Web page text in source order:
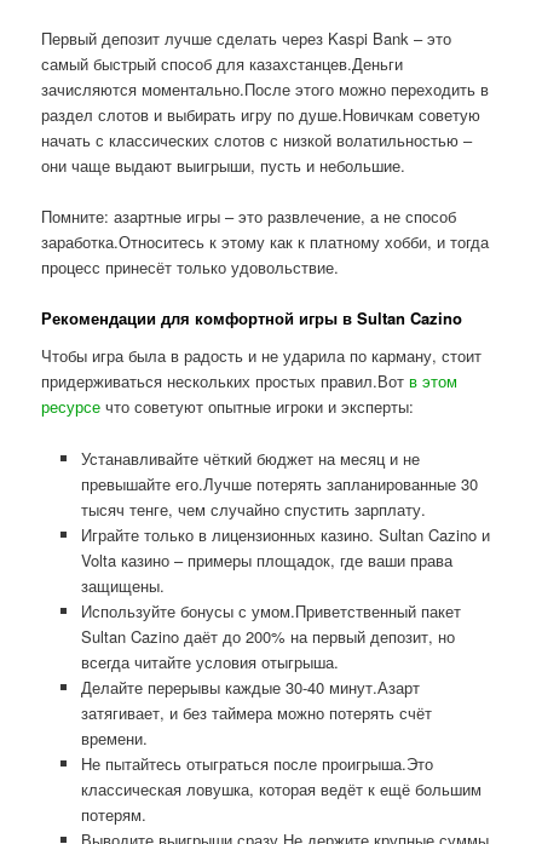
Первый депозит лучше сделать через Kaspi Bank – это
самый быстрый способ для казахстанцев.Деньги
зачисляются моментально.После этого можно переходить в
раздел слотов и выбирать игру по душе.Новичкам советую
начать с классических слотов с низкой волатильностью –
они чаще выдают выигрыши, пусть и небольшие.
Помните: азартные игры – это развлечение, а не способ
заработка.Относитесь к этому как к платному хобби, и тогда
процесс принесёт только удовольствие.
Рекомендации для комфортной игры в Sultan Cazino
Чтобы игра была в радость и не ударила по карману, стоит
придерживаться нескольких простых правил.Вотв этом
ресурсе что советуют опытные игроки и эксперты:
Устанавливайте чёткий бюджет на месяц и не
превышайте его.Лучше потерять запланированные 30
тысяч тенге, чем случайно спустить зарплату.
Играйте только в лицензионных казино. Sultan Cazino и
Volta казино – примеры площадок, где ваши права
защищены.
Используйте бонусы с умом.Приветственный пакет
Sultan Cazino даёт до 200% на первый депозит, но
всегда читайте условия отыгрыша.
Делайте перерывы каждые 30-40 минут.Азарт
затягивает, и без таймера можно потерять счёт
времени.
Не пытайтесь отыграться после проигрыша.Это
классическая ловушка, которая ведёт к ещё большим
потерям.
Выводите выигрыши сразу.Не держите крупные суммы